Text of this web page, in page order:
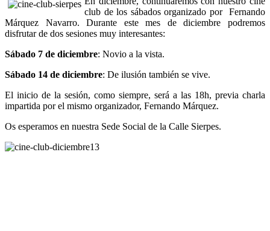
club de los sábados organizado por Fernando
Márquez Navarro. Durante este mes de diciembre podremos
disfrutar de dos sesiones muy interesantes:
Sábado 7 de diciembre: Novio a la vista.
Sábado 14 de diciembre: De ilusión también se vive.
El inicio de la sesión, como siempre, será a las 18h, previa charla
impartida por el mismo organizador, Fernando Márquez.
Os esperamos en nuestra Sede Social de la Calle Sierpes.